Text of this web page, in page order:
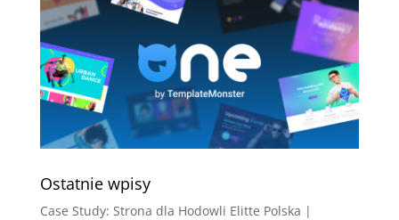
Ostatnie wpisy
Case Study: Strona dla Hodowli Elitte Polska |